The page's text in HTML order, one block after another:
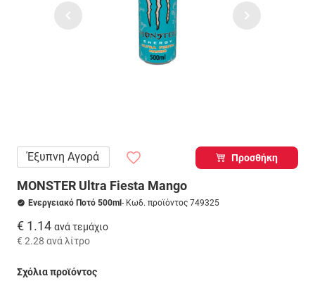
Έξυπνη Αγορά Προσθήκη
MONSTER Ultra Fiesta Mango
Ενεργειακό Ποτό 500ml - Κωδ. προϊόντος 749325
€ 1.14 ανά τεμάχιο
€ 2.28 ανά λίτρο
Σχόλια προϊόντος